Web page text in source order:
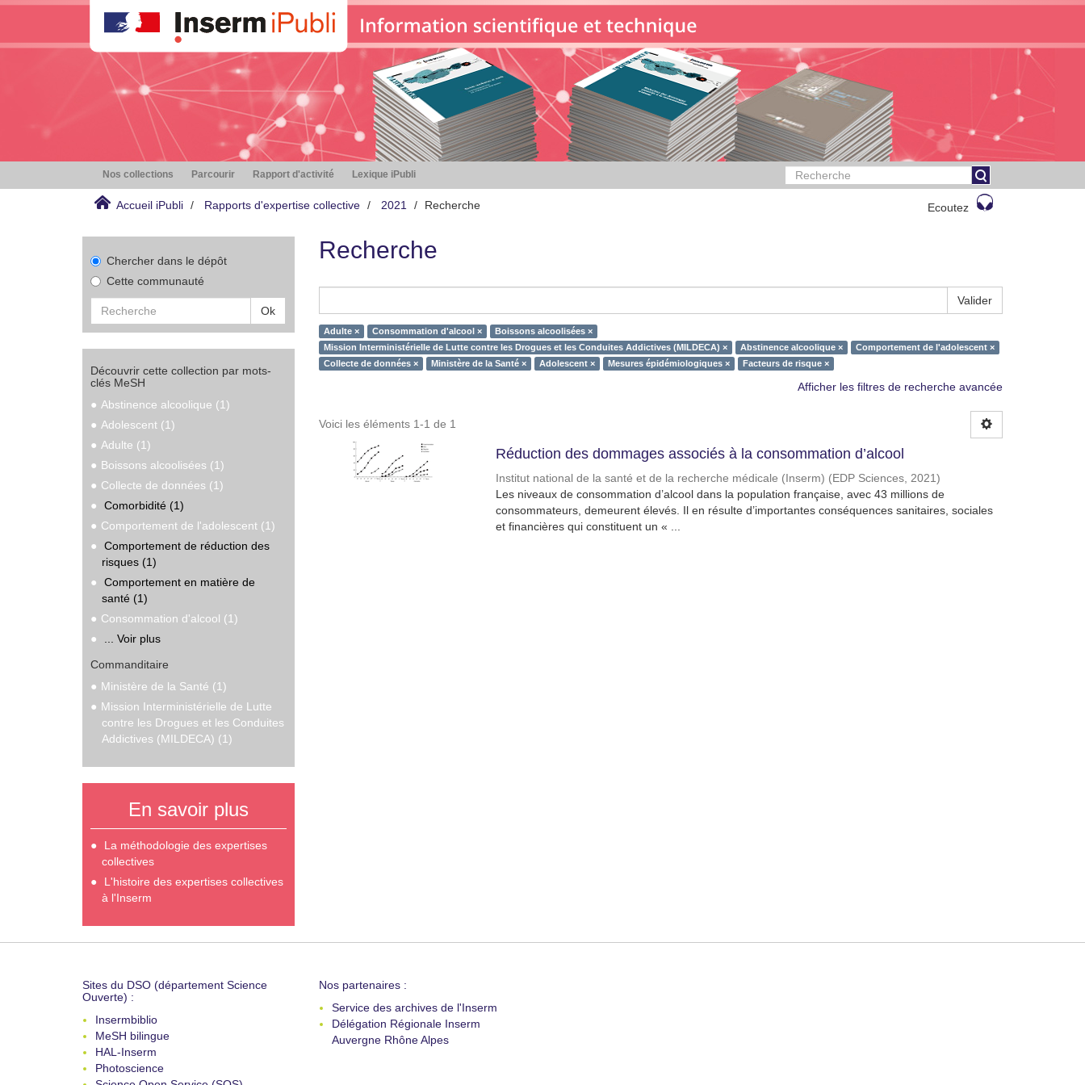
Nos collections Parcourir Rapport d'activité Lexique iPubli
Accueil iPubli Rapports d'expertise collective 2021 Recherche Ecoutez
Chercher dans le dépôt
Cette communauté
Ok
Découvrir cette collection par mots-
clés MeSH
Abstinence alcoolique (1)
Adolescent (1)
Adulte (1)
Boissons alcoolisées (1)
Collecte de données (1)
Comorbidité (1)
Comportement de l'adolescent (1)
Comportement de réduction des
risques (1)
Comportement en matière de
santé (1)
Consommation d'alcool (1)
... Voir plus
Commanditaire
Ministère de la Santé (1)
Mission Interministérielle de Lutte
contre les Drogues et les Conduites
Addictives (MILDECA) (1)
En savoir plus
La méthodologie des expertises
collectives
L'histoire des expertises collectives
à l'Inserm
Recherche
Valider
Adulte × Consommation d'alcool ×
Boissons alcoolisées ×
Mission Interministérielle de Lutte contre les Drogues et les Conduites Addictives (MILDECA) ×
Abstinence alcoolique ×
Comportement de l'adolescent ×
Collecte de données ×
Ministère de la Santé × Adolescent × Mesures épidémiologiques × Facteurs de risque ×
Afficher les filtres de recherche avancée
Voici les éléments 1-1 de 1
Réduction des dommages associés à la consommation d’alcool
Institut national de la santé et de la recherche médicale (Inserm) (EDP Sciences, 2021)
Les niveaux de consommation d’alcool dans la population française, avec 43 millions de
consommateurs, demeurent élevés. Il en résulte d’importantes conséquences sanitaires, sociales
et financières qui constituent un « ...
Sites du DSO (département Science
Ouverte) :
Insermbiblio
MeSH bilingue
HAL-Inserm
Photoscience
Nos partenaires :
Service des archives de l'Inserm
Délégation Régionale Inserm
Auvergne Rhône Alpes